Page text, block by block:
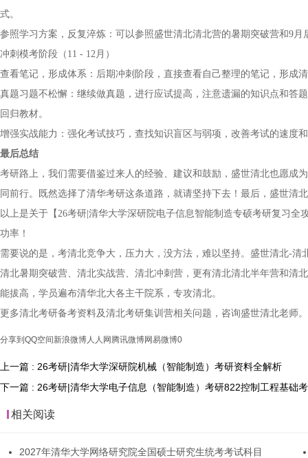
式。
参照学习方案，反复淬炼：可以参照盛世清北清北营的暑期突破营和9
冲刺模考阶段（11 - 12月）
查看笔记，形成体系：后期冲刺阶段，直接查看自己整理的笔记，形成
真题习题不松懈：继续做真题，进行应试提高，注意遗漏的知识点和答
回归教材。
增强实战能力：强化考试技巧，查找知识盲区与弱项，改善考试的速度
最后总结
考研路上，我们需要借鉴过来人的经验、建议和鼓励，盛世清北也愿成
同前行。既然选择了清华考研这条道路，就请坚持下去！最后，盛世清
以上是关于【26考研|清华大学深研院电子信息智能制造专硕考研复习
功率！
需要说的是，考清北竞争大，压力大，没方法，难以坚持。盛世清北-
清北暑期突破营、清北实战营、清北冲刺营，更有清北清北半年营和清
能拔高，学员遍布清华北大各主干院系，专攻清北。
更多清北考研备考资料及清北考研集训营相关问题，咨询盛世清北老师。
分享到 QQ空间 新浪微博人人网 腾讯微博网易微博0
上一篇 : 26考研|清华大学深研院机械（智能制造）考研资料全解析
下一篇 : 26考研|清华大学电子信息（智能制造）考研822控制工程基础
相关阅读
2027年清华大学网络研究院全国硕士研究生统考考试科目